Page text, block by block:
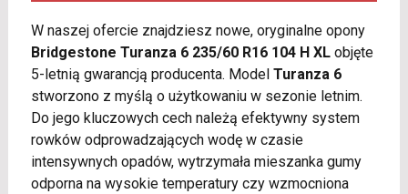
W naszej ofercie znajdziesz nowe, oryginalne opony
Bridgestone Turanza 6 235/60 R16 104 H XLobjęte
5-letnią gwarancją producenta. Model Turanza 6
stworzono z myślą o użytkowaniu w sezonie letnim.
Do jego kluczowych cech należą efektywny system
rowków odprowadzających wodę w czasie
intensywnych opadów, wytrzymała mieszanka gumy
odporna na wysokie temperatury czy wzmocniona